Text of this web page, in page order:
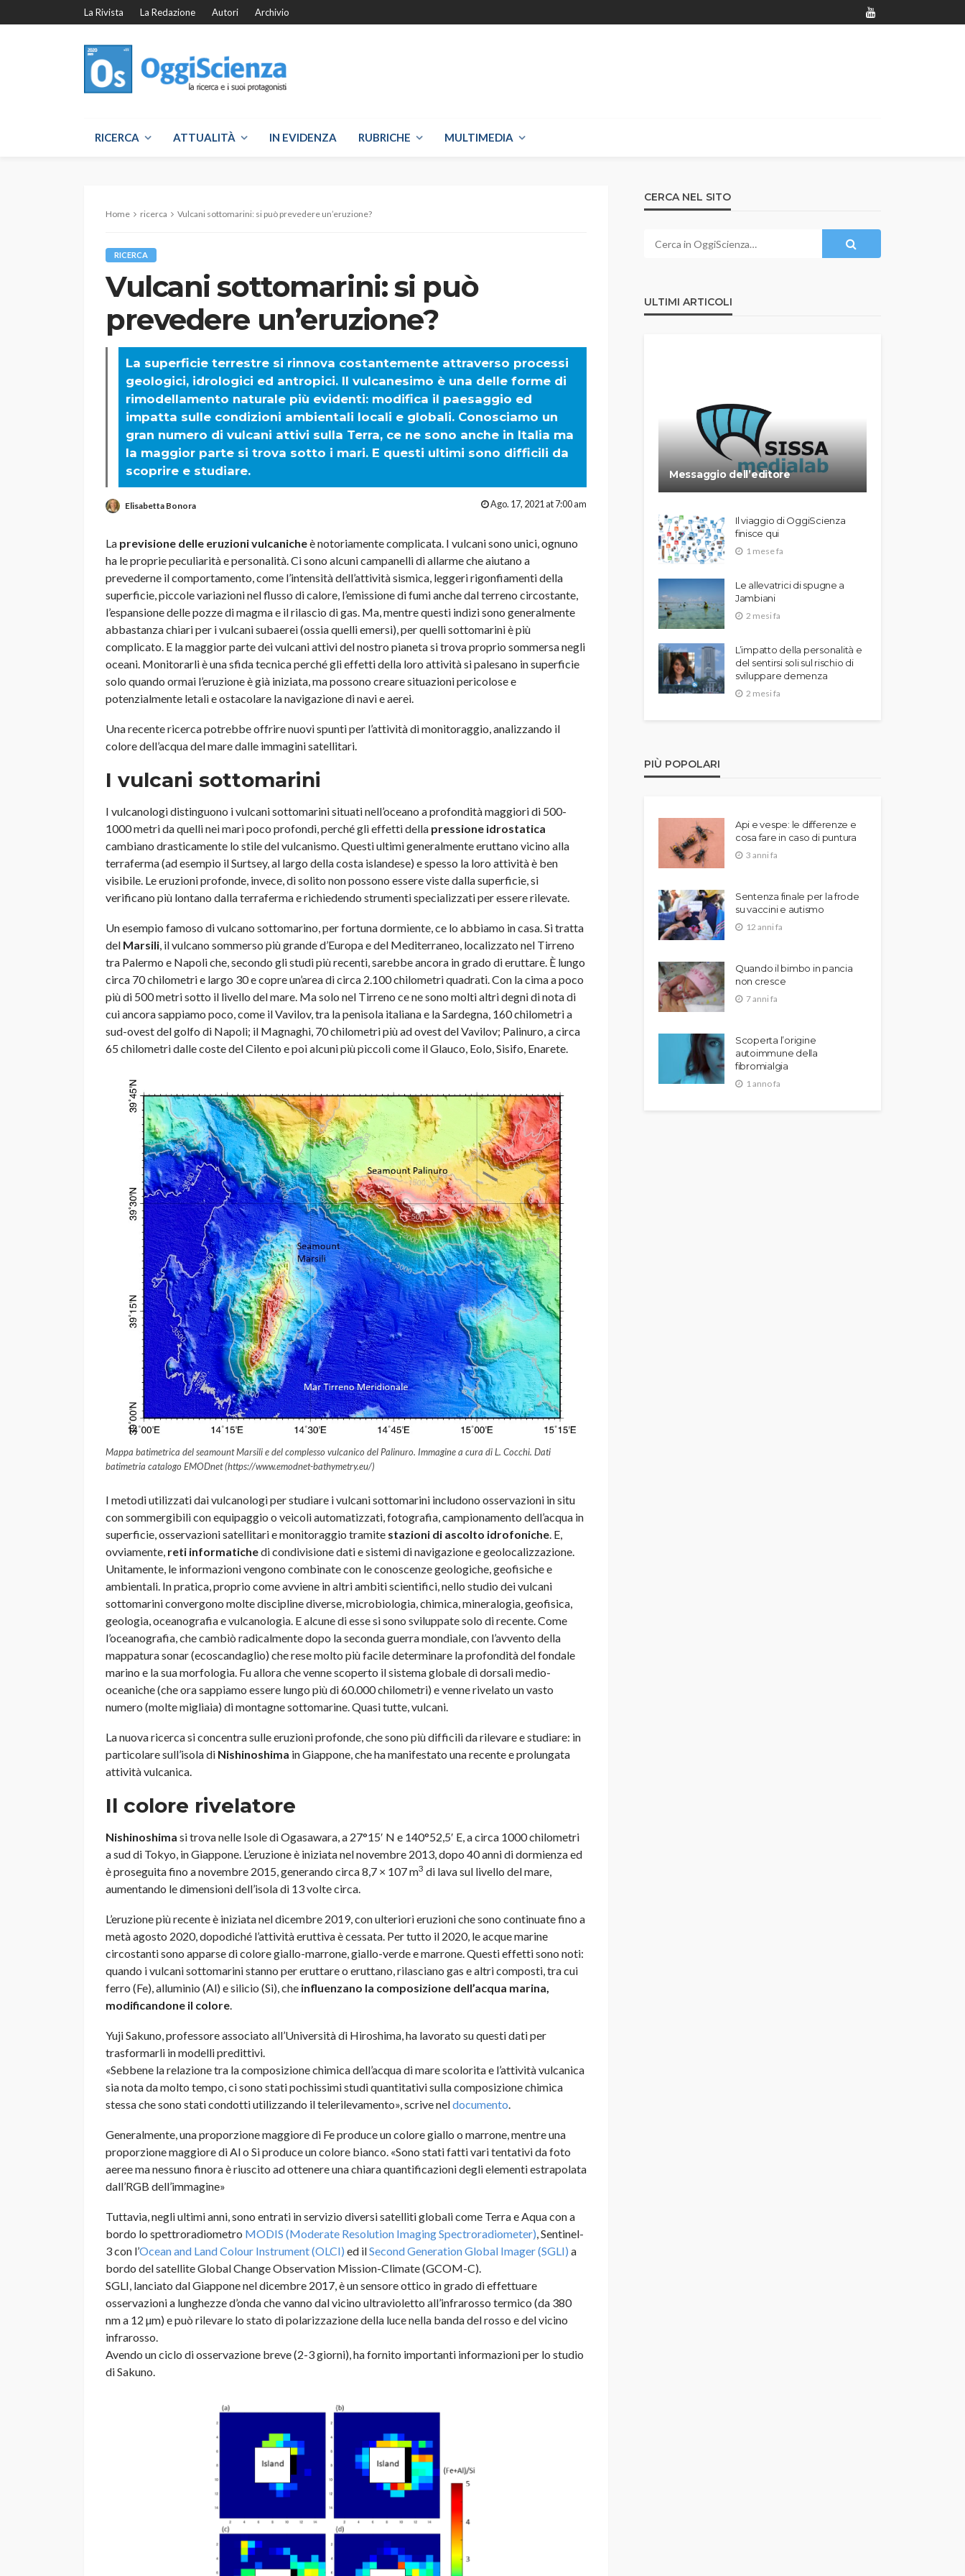
La Rivista La Redazione Autori Archivio
RICERCA ATTUALITÀ IN EVIDENZA RUBRICHE MULTIMEDIA
Home ricerca Vulcani sottomarini: si può prevedere un’eruzione?
RICERCA
Vulcani sottomarini: si può
prevedere un’eruzione?
La superficie terrestre si rinnova costantemente attraverso processi
geologici, idrologici ed antropici. Il vulcanesimo è una delle forme di
rimodellamento naturale più evidenti: modifica il paesaggio ed
impatta sulle condizioni ambientali locali e globali. Conosciamo un
gran numero di vulcani attivi sulla Terra, ce ne sono anche in Italia ma
la maggior parte si trova sotto i mari. E questi ultimi sono difficili da
scoprire e studiare.
Elisabetta Bonora Ago. 17, 2021 at 7:00 am
La previsione delle eruzioni vulcanicheè notoriamente complicata. I vulcani sono unici, ognuno
ha le proprie peculiarità e personalità. Ci sono alcuni campanelli di allarme che aiutano a
prevederne il comportamento, come l’intensità dell’attività sismica, leggeri rigonfiamenti della
superficie, piccole variazioni nel flusso di calore, l’emissione di fumi anche dal terreno circostante,
l’espansione delle pozze di magma e il rilascio di gas. Ma, mentre questi indizi sono generalmente
abbastanza chiari per i vulcani subaerei (ossia quelli emersi), per quelli sottomarini è più
complicato. E la maggior parte dei vulcani attivi del nostro pianeta si trova proprio sommersa negli
oceani. Monitorarli è una sfida tecnica perché gli effetti della loro attività si palesano in superficie
solo quando ormai l’eruzione è già iniziata, ma possono creare situazioni pericolose e
potenzialmente letali e ostacolare la navigazione di navi e aerei.
Una recente ricerca potrebbe offrire nuovi spunti per l’attività di monitoraggio, analizzando il
colore dell’acqua del mare dalle immagini satellitari.
I vulcani sottomarini
I vulcanologi distinguono i vulcani sottomarini situati nell’oceano a profondità maggiori di 500-
1000 metri da quelli nei mari poco profondi, perché gli effetti della pressione idrostatica
cambiano drasticamente lo stile del vulcanismo. Questi ultimi generalmente eruttano vicino alla
terraferma (ad esempio il Surtsey, al largo della costa islandese) e spesso la loro attività è ben
visibile. Le eruzioni profonde, invece, di solito non possono essere viste dalla superficie, si
verificano più lontano dalla terraferma e richiedendo strumenti specializzati per essere rilevate.
Un esempio famoso di vulcano sottomarino, per fortuna dormiente, ce lo abbiamo in casa. Si tratta
del Marsili, il vulcano sommerso più grande d’Europa e del Mediterraneo, localizzato nel Tirreno
tra Palermo e Napoli che, secondo gli studi più recenti, sarebbe ancora in grado di eruttare. È lungo
circa 70 chilometri e largo 30 e copre un’area di circa 2.100 chilometri quadrati. Con la cima a poco
più di 500 metri sotto il livello del mare. Ma solo nel Tirreno ce ne sono molti altri degni di nota di
cui ancora sappiamo poco, come il Vavilov, tra la penisola italiana e la Sardegna, 160 chilometri a
sud-ovest del golfo di Napoli; il Magnaghi, 70 chilometri più ad ovest del Vavilov; Palinuro, a circa
65 chilometri dalle coste del Cilento e poi alcuni più piccoli come il Glauco, Eolo, Sisifo, Enarete.
Mappa batimetrica del seamount Marsili e del complesso vulcanico del Palinuro. Immagine a cura di L. Cocchi. Dati
batimetria catalogo EMODnet (https://www.emodnet-bathymetry.eu/)
I metodi utilizzati dai vulcanologi per studiare i vulcani sottomarini includono osservazioni in situ
con sommergibili con equipaggio o veicoli automatizzati, fotografia, campionamento dell’acqua in
superficie, osservazioni satellitari e monitoraggio tramite stazioni di ascolto idrofoniche. E,
ovviamente, reti informatichedi condivisione dati e sistemi di navigazione e geolocalizzazione.
Unitamente, le informazioni vengono combinate con le conoscenze geologiche, geofisiche e
ambientali. In pratica, proprio come avviene in altri ambiti scientifici, nello studio dei vulcani
sottomarini convergono molte discipline diverse, microbiologia, chimica, mineralogia, geofisica,
geologia, oceanografia e vulcanologia. E alcune di esse si sono sviluppate solo di recente. Come
l’oceanografia, che cambiò radicalmente dopo la seconda guerra mondiale, con l’avvento della
mappatura sonar (ecoscandaglio) che rese molto più facile determinare la profondità del fondale
marino e la sua morfologia. Fu allora che venne scoperto il sistema globale di dorsali medio-
oceaniche (che ora sappiamo essere lungo più di 60.000 chilometri) e venne rivelato un vasto
numero (molte migliaia) di montagne sottomarine. Quasi tutte, vulcani.
La nuova ricerca si concentra sulle eruzioni profonde, che sono più difficili da rilevare e studiare: in
particolare sull’isola di Nishinoshima in Giappone, che ha manifestato una recente e prolungata
attività vulcanica.
Il colore rivelatore
Nishinoshima si trova nelle Isole di Ogasawara, a 27°15′ N e 140°52,5′ E, a circa 1000 chilometri
a sud di Tokyo, in Giappone. L’eruzione è iniziata nel novembre 2013, dopo 40 anni di dormienza ed
è proseguita fino a novembre 2015, generando circa 8,7 × 107 m3 di lava sul livello del mare,
aumentando le dimensioni dell’isola di 13 volte circa.
L’eruzione più recente è iniziata nel dicembre 2019, con ulteriori eruzioni che sono continuate fino a
metà agosto 2020, dopodiché l’attività eruttiva è cessata. Per tutto il 2020, le acque marine
circostanti sono apparse di colore giallo-marrone, giallo-verde e marrone. Questi effetti sono noti:
quando i vulcani sottomarini stanno per eruttare o eruttano, rilasciano gas e altri composti, tra cui
ferro (Fe), alluminio (Al) e silicio (Si), che influenzano la composizione dell’acqua marina,
modificandone il colore.
Yuji Sakuno, professore associato all’Università di Hiroshima, ha lavorato su questi dati per
trasformarli in modelli predittivi.
«Sebbene la relazione tra la composizione chimica dell’acqua di mare scolorita e l’attività vulcanica
sia nota da molto tempo, ci sono stati pochissimi studi quantitativi sulla composizione chimica
stessa che sono stati condotti utilizzando il telerilevamento», scrive neldocumento.
Generalmente, una proporzione maggiore di Fe produce un colore giallo o marrone, mentre una
proporzione maggiore di Al o Si produce un colore bianco. «Sono stati fatti vari tentativi da foto
aeree ma nessuno finora è riuscito ad ottenere una chiara quantificazioni degli elementi estrapolata
dall’RGB dell’immagine»
Tuttavia, negli ultimi anni, sono entrati in servizio diversi satelliti globali come Terra e Aqua con a
bordo lo spettroradiometro MODIS (Moderate Resolution Imaging Spectroradiometer), Sentinel-
3 con l’Ocean and Land Colour Instrument (OLCI) ed ilSecond Generation Global Imager (SGLI) a
bordo del satellite Global Change Observation Mission-Climate (GCOM-C).
SGLI, lanciato dal Giappone nel dicembre 2017, è un sensore ottico in grado di effettuare
osservazioni a lunghezze d’onda che vanno dal vicino ultravioletto all’infrarosso termico (da 380
nm a 12 µm) e può rilevare lo stato di polarizzazione della luce nella banda del rosso e del vicino
infrarosso.
Avendo un ciclo di osservazione breve (2-3 giorni), ha fornito importanti informazioni per lo studio
di Sakuno.
CERCA NEL SITO
ULTIMI ARTICOLI
Messaggio dell’editore
Il viaggio di OggiScienza
finisce qui
1 mese fa
Le allevatrici di spugne a
Jambiani
2 mesi fa
L’impatto della personalità e
del sentirsi soli sul rischio di
sviluppare demenza
2 mesi fa
PIÙ POPOLARI
Api e vespe: le differenze e
cosa fare in caso di puntura
3 anni fa
Sentenza finale per la frode
su vaccini e autismo
12 anni fa
Quando il bimbo in pancia
non cresce
7 anni fa
Scoperta l’origine
autoimmune della
fibromialgia
1 anno fa